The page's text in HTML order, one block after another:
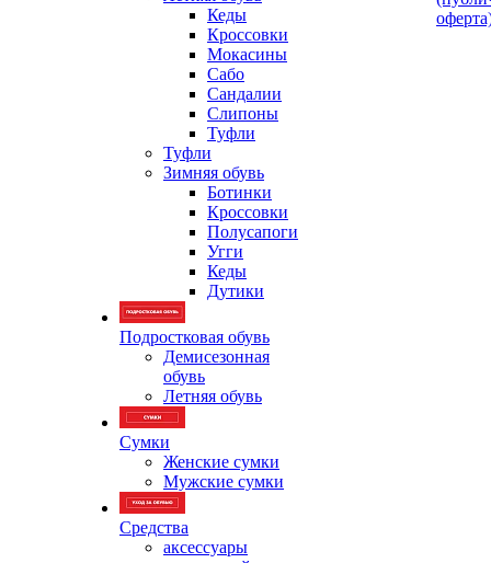
Кеды
Кроссовки
Мокасины
Сабо
Сандалии
Слипоны
Туфли
Туфли
Зимняя обувь
Ботинки
Кроссовки
Полусапоги
Угги
Кеды
Дутики
Подростковая обувь
Демисезонная
обувь
Летняя обувь
Сумки
Женские сумки
Мужские сумки
Средства
аксессуары